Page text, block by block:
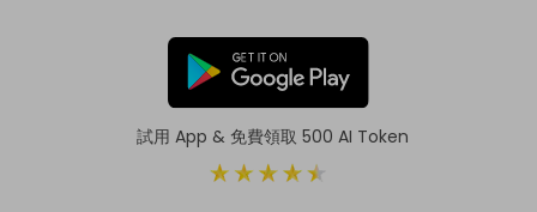
試用 App & 免費領取 500 AI Token